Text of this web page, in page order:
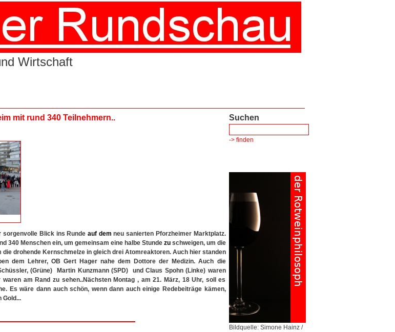
Wirtschaft
mit rund 340 Teilnehmern..
sorgenvolle Blick ins Rundeauf dem neu sanierten Pforzheimer Marktplatz.
340 Menschen ein, um gemeinsam eine halbe Stunde zuschweigen, um die
die drohende Kernschmelze in gleich drei Atomreaktoren. Auch hier standen
dem Lehrer, OB Gert Hager nahe dem Dottore der Medizin. Auch die
(Grüne) Martin Kunzmann (SPD) und Claus Spohn (Linke) waren
am Rand zu sehen..Nächsten Montag , am 21. März, 18 Uhr, soll es
Es wäre dann auch schön, wenn dann auch einige Redebeiträge kämen,
Gold...
Suchen
-> finden
Bildquelle: Simone Hainz /